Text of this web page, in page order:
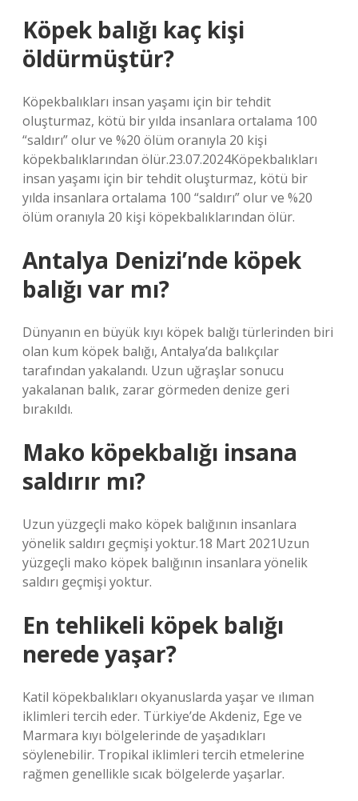
Köpek balığı kaç kişi
öldürmüştür?
Köpekbalıkları insan yaşamı için bir tehdit
oluşturmaz, kötü bir yılda insanlara ortalama 100
“saldırı” olur ve %20 ölüm oranıyla 20 kişi
köpekbalıklarından ölür.23.07.2024Köpekbalıkları
insan yaşamı için bir tehdit oluşturmaz, kötü bir
yılda insanlara ortalama 100 “saldırı” olur ve %20
ölüm oranıyla 20 kişi köpekbalıklarından ölür.
Antalya Denizi’nde köpek
balığı var mı?
Dünyanın en büyük kıyı köpek balığı türlerinden biri
olan kum köpek balığı, Antalya’da balıkçılar
tarafından yakalandı. Uzun uğraşlar sonucu
yakalanan balık, zarar görmeden denize geri
bırakıldı.
Mako köpekbalığı insana
saldırır mı?
Uzun yüzgeçli mako köpek balığının insanlara
yönelik saldırı geçmişi yoktur.18 Mart 2021Uzun
yüzgeçli mako köpek balığının insanlara yönelik
saldırı geçmişi yoktur.
En tehlikeli köpek balığı
nerede yaşar?
Katil köpekbalıkları okyanuslarda yaşar ve ılıman
iklimleri tercih eder. Türkiye’de Akdeniz, Ege ve
Marmara kıyı bölgelerinde de yaşadıkları
söylenebilir. Tropikal iklimleri tercih etmelerine
rağmen genellikle sıcak bölgelerde yaşarlar.